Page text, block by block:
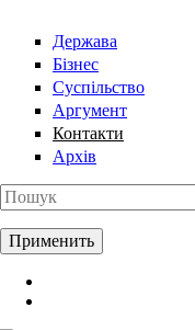
Держава
Бізнес
Суспільство
Аргумент
Контакти
Архів